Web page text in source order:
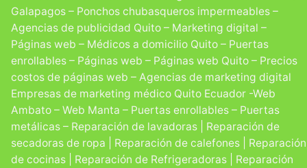
Galapagos – Ponchos chubasqueros impermeables –
Agencias de publicidad Quito – Marketing digital –
Páginas web – Médicos a domicilio Quito – Puertas
enrollables – Páginas web – Páginas web Quito – Precios
costos de páginas web – Agencias de marketing digital
Empresas de marketing médico Quito Ecuador -Web
Ambato – Web Manta – Puertas enrollables – Puertas
metálicas – Reparación de lavadoras | Reparación de
secadoras de ropa | Reparación de calefones | Reparación
de cocinas | Reparación de Refrigeradoras | Reparación